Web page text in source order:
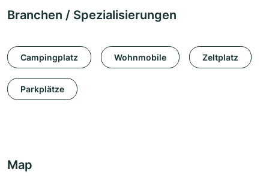
Branchen / Spezialisierungen
Campingplatz Wohnmobile Zeltplatz
Parkplätze
Map